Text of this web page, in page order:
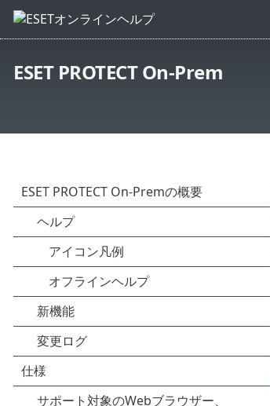
ESET PROTECT On-Prem